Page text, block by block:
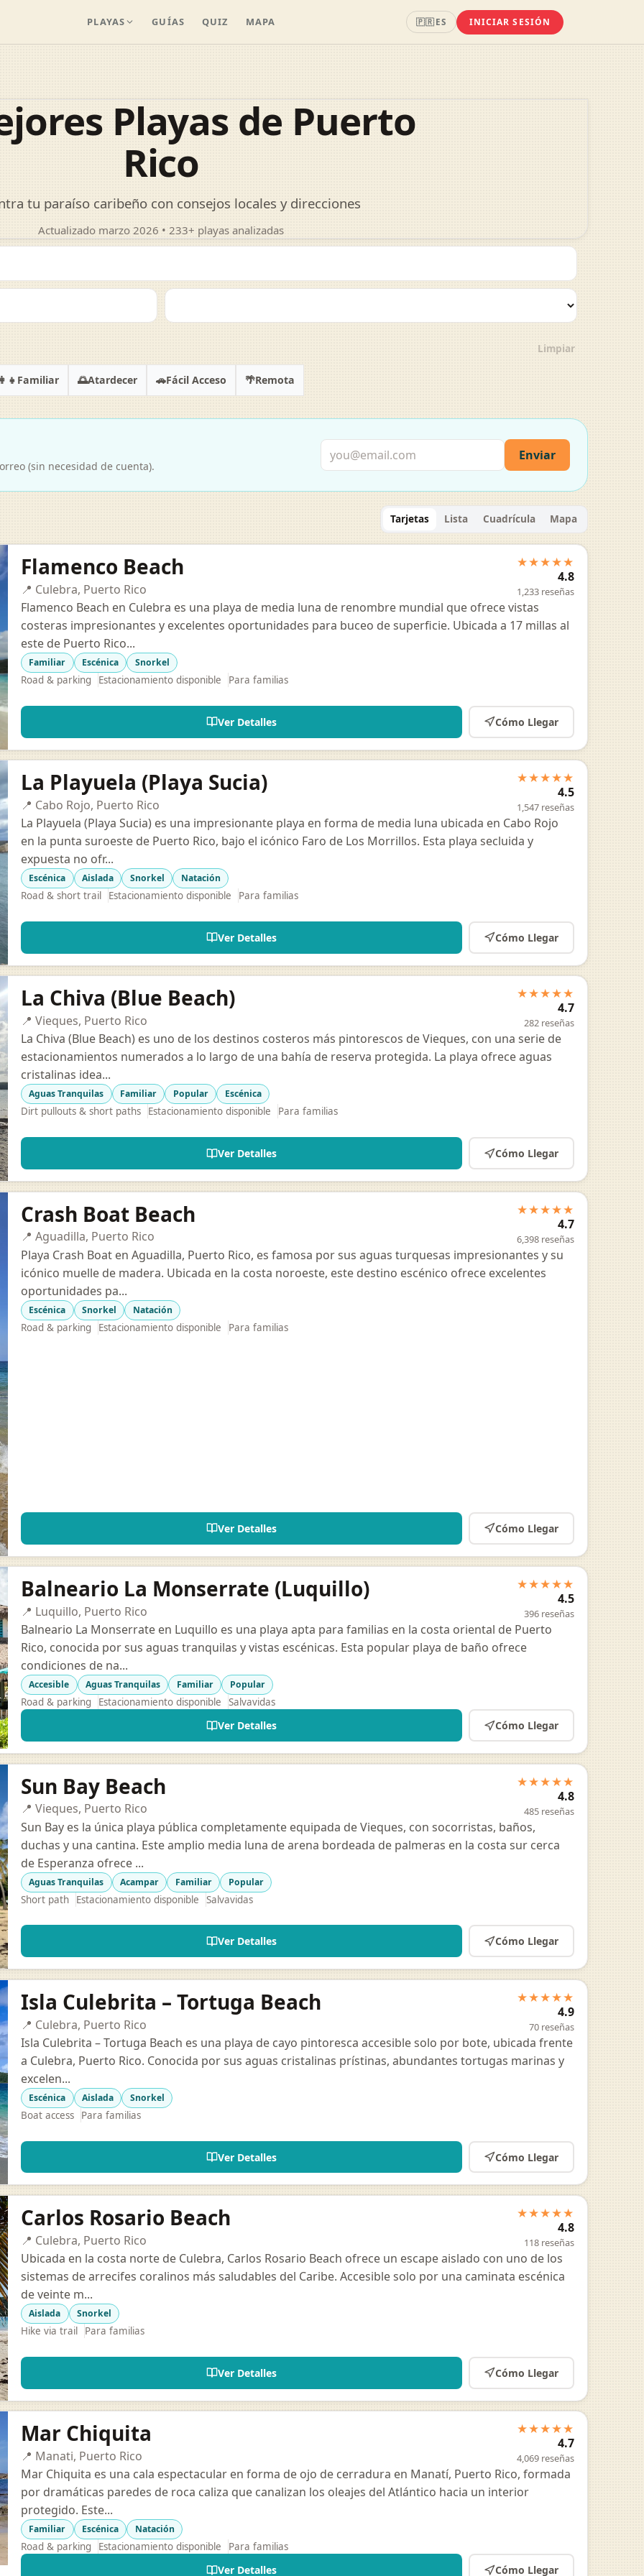
PLAYAS GUÍAS QUIZ MAPA 🇵🇷 ES INICIAR SESIÓN
Playas de Puerto
Rico
tu paraíso caribeño con consejos locales y direcciones
Actualizado marzo 2026 • 233+ playas analizadas
Limpiar
Familiar 🌅Atardecer 🚗Fácil Acceso 🌴Remota
(sin necesidad de cuenta).
Enviar
Tarjetas Lista Cuadrícula Mapa
Flamenco Beach
📍 Culebra, Puerto Rico
★★★★★
4.8
1,233 reseñas
Flamenco Beach en Culebra es una playa de media luna de renombre mundial que ofrece vistas
costeras impresionantes y excelentes oportunidades para buceo de superficie. Ubicada a 17 millas al
este de Puerto Rico...
Familiar Escénica Snorkel
Road & parking Estacionamiento disponible Para familias
Ver Detalles Cómo Llegar
La Playuela (Playa Sucia)
📍 Cabo Rojo, Puerto Rico
★★★★★
4.5
1,547 reseñas
La Playuela (Playa Sucia) es una impresionante playa en forma de media luna ubicada en Cabo Rojo
en la punta suroeste de Puerto Rico, bajo el icónico Faro de Los Morrillos. Esta playa secluida y
expuesta no ofr...
Escénica Aislada Snorkel Natación
Road & short trail Estacionamiento disponible Para familias
Ver Detalles Cómo Llegar
La Chiva (Blue Beach)
📍 Vieques, Puerto Rico
★★★★★
4.7
282 reseñas
La Chiva (Blue Beach) es uno de los destinos costeros más pintorescos de Vieques, con una serie de
estacionamientos numerados a lo largo de una bahía de reserva protegida. La playa ofrece aguas
cristalinas idea...
Aguas Tranquilas Familiar Popular Escénica
Dirt pullouts & short paths Estacionamiento disponible Para familias
Ver Detalles Cómo Llegar
Crash Boat Beach
📍 Aguadilla, Puerto Rico
★★★★★
4.7
6,398 reseñas
Playa Crash Boat en Aguadilla, Puerto Rico, es famosa por sus aguas turquesas impresionantes y su
icónico muelle de madera. Ubicada en la costa noroeste, este destino escénico ofrece excelentes
oportunidades pa...
Escénica Snorkel Natación
Road & parking Estacionamiento disponible Para familias
Ver Detalles Cómo Llegar
Balneario La Monserrate (Luquillo)
📍 Luquillo, Puerto Rico
★★★★★
4.5
396 reseñas
Balneario La Monserrate en Luquillo es una playa apta para familias en la costa oriental de Puerto
Rico, conocida por sus aguas tranquilas y vistas escénicas. Esta popular playa de baño ofrece
condiciones de na...
Accesible Aguas Tranquilas Familiar Popular
Road & parking Estacionamiento disponible Salvavidas
Ver Detalles Cómo Llegar
Sun Bay Beach
📍 Vieques, Puerto Rico
★★★★★
4.8
485 reseñas
Sun Bay es la única playa pública completamente equipada de Vieques, con socorristas, baños,
duchas y una cantina. Este amplio media luna de arena bordeada de palmeras en la costa sur cerca
de Esperanza ofrece ...
Aguas Tranquilas Acampar Familiar Popular
Short path Estacionamiento disponible Salvavidas
Ver Detalles Cómo Llegar
Isla Culebrita – Tortuga Beach
📍 Culebra, Puerto Rico
★★★★★
4.9
70 reseñas
Isla Culebrita – Tortuga Beach es una playa de cayo pintoresca accesible solo por bote, ubicada frente
a Culebra, Puerto Rico. Conocida por sus aguas cristalinas prístinas, abundantes tortugas marinas y
excelen...
Escénica Aislada Snorkel
Boat access Para familias
Ver Detalles Cómo Llegar
Carlos Rosario Beach
📍 Culebra, Puerto Rico
★★★★★
4.8
118 reseñas
Ubicada en la costa norte de Culebra, Carlos Rosario Beach ofrece un escape aislado con uno de los
sistemas de arrecifes coralinos más saludables del Caribe. Accesible solo por una caminata escénica
de veinte m...
Aislada Snorkel
Hike via trail Para familias
Ver Detalles Cómo Llegar
Mar Chiquita
📍 Manati, Puerto Rico
★★★★★
4.7
4,069 reseñas
Mar Chiquita es una cala espectacular en forma de ojo de cerradura en Manatí, Puerto Rico, formada
por dramáticas paredes de roca caliza que canalizan los oleajes del Atlántico hacia un interior
protegido. Este...
Familiar Escénica Natación
Road & parking Estacionamiento disponible Para familias
Ver Detalles Cómo Llegar